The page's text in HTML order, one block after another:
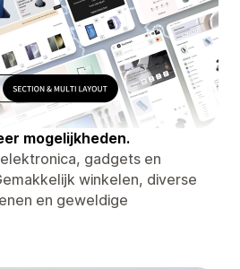
mogelijkheden.
gadgets en
winkelen, diverse
en geweldige